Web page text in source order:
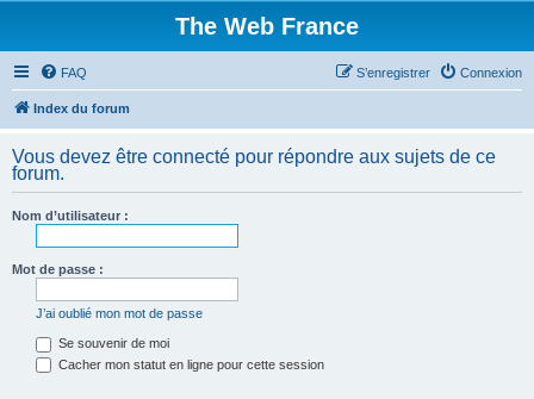
The Web France
FAQ Connexion
S’enregistrer
Index du forum
Vous devez être connecté pour répondre aux sujets de ce
forum.
Nom d’utilisateur :
Mot de passe :
J’ai oublié mon mot de passe
Se souvenir de moi
Cacher mon statut en ligne pour cette session